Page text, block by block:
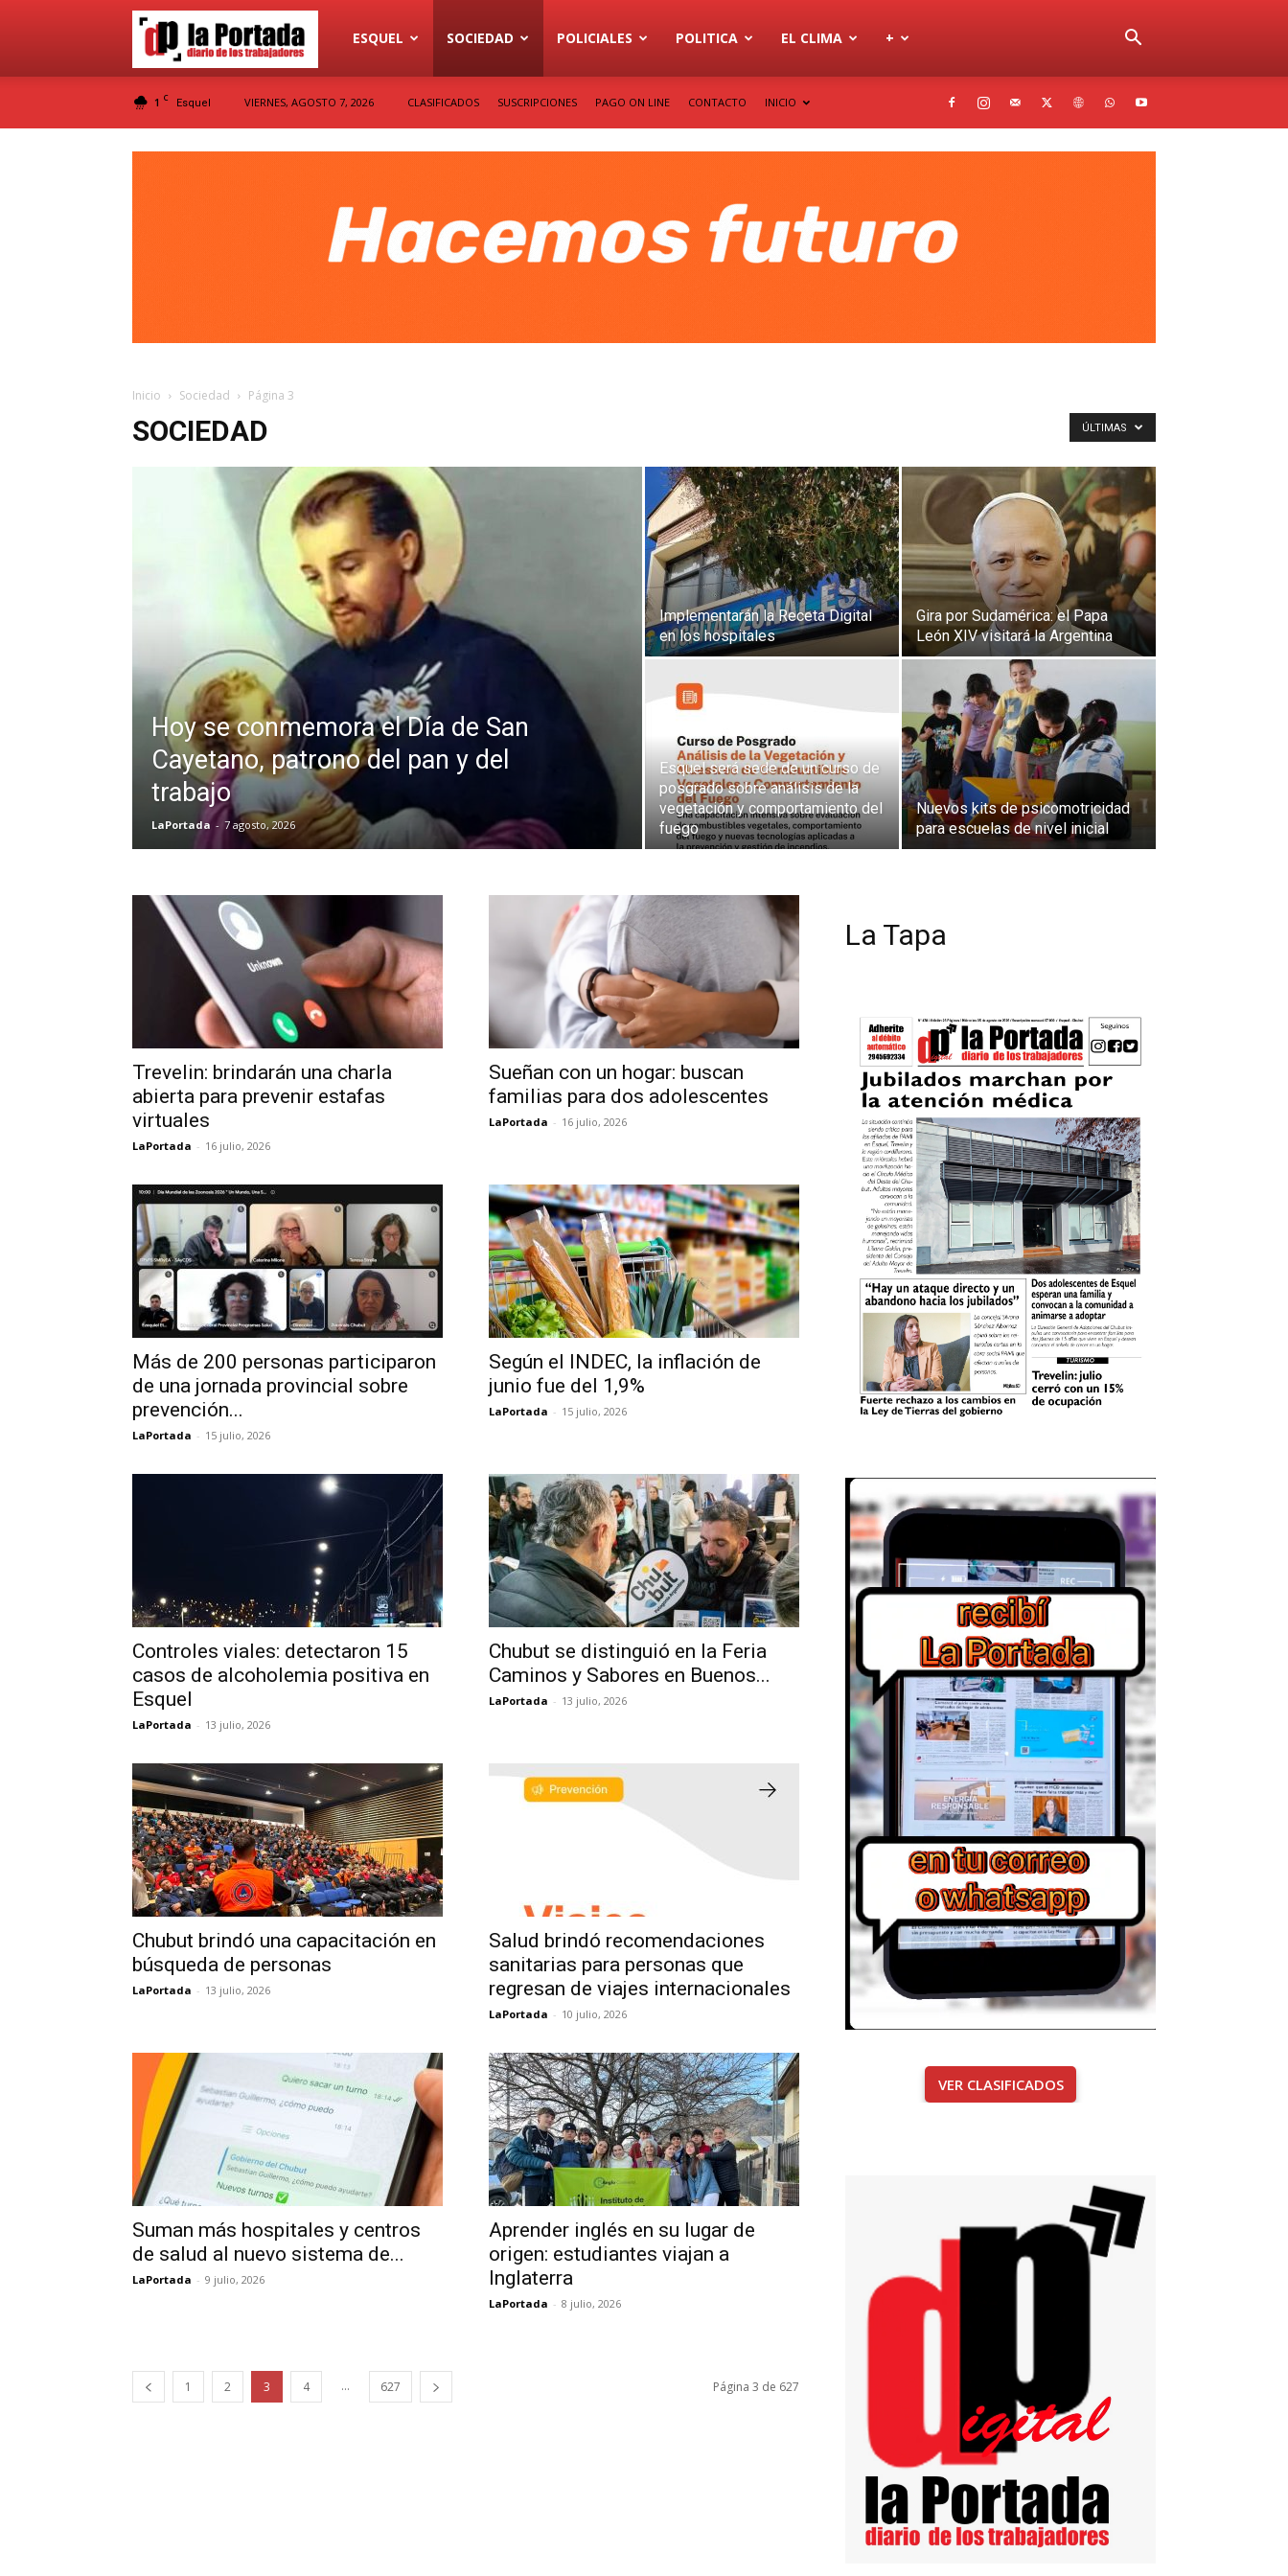
Diario
La
ESQUEL SOCIEDAD POLICIALES POLITICA EL CLIMA +
1 C Esquel VIERNES, AGOSTO 7, 2026 CLASIFICADOS SUSCRIPCIONES PAGO ON LINE CONTACTO INICIO
Inicio Sociedad Página 3
SOCIEDAD ÚLTIMAS
Hoy se conmemora el Día de San
Cayetano, patrono del pan y del
trabajo
LaPortada - 7 agosto, 2026
Implementarán la Receta Digital
en los hospitales
Gira por Sudamérica: el Papa
León XIV visitará la Argentina
Esquel será sede de un curso de
posgrado sobre análisis de la
vegetación y comportamiento del
fuego
Nuevos kits de psicomotricidad
para escuelas de nivel inicial
Trevelin: brindarán una charla
abierta para prevenir estafas
virtuales
LaPortada - 16 julio, 2026
Sueñan con un hogar: buscan
familias para dos adolescentes
LaPortada - 16 julio, 2026
Más de 200 personas participaron
de una jornada provincial sobre
prevención...
LaPortada - 15 julio, 2026
Según el INDEC, la inflación de
junio fue del 1,9%
LaPortada - 15 julio, 2026
Controles viales: detectaron 15
casos de alcoholemia positiva en
Esquel
LaPortada - 13 julio, 2026
Chubut se distinguió en la Feria
Caminos y Sabores en Buenos...
LaPortada - 13 julio, 2026
Chubut brindó una capacitación en
búsqueda de personas
LaPortada - 13 julio, 2026
Salud brindó recomendaciones
sanitarias para personas que
regresan de viajes internacionales
LaPortada - 10 julio, 2026
Suman más hospitales y centros
de salud al nuevo sistema de...
LaPortada - 9 julio, 2026
Aprender inglés en su lugar de
origen: estudiantes viajan a
Inglaterra
LaPortada - 8 julio, 2026
1 2 3 4 ... 627 Página 3 de 627
La Tapa
VER CLASIFICADOS